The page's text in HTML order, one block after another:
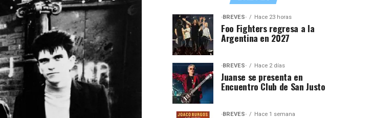
·BREVES· Hace 23 horas
Foo Fighters regresa a la
Argentina en 2027
·BREVES· Hace 2 días
Juanse se presenta en
Encuentro Club de San Justo
·BREVES· Hace 1 semana